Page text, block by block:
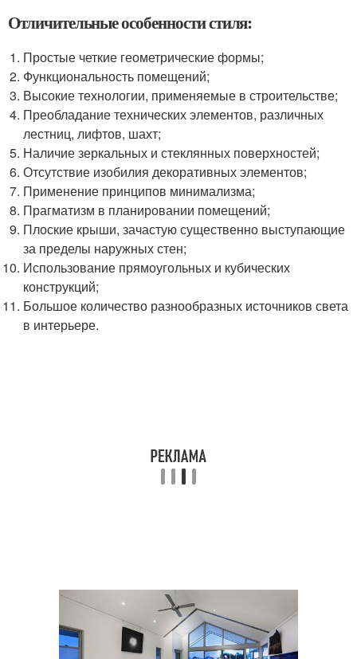
Отличительные особенности стиля:
Простые четкие геометрические формы;
Функциональность помещений;
Высокие технологии, применяемые в строительстве;
Преобладание технических элементов, различных
лестниц, лифтов, шахт;
Наличие зеркальных и стеклянных поверхностей;
Отсутствие изобилия декоративных элементов;
Применение принципов минимализма;
Прагматизм в планировании помещений;
Плоские крыши, зачастую существенно выступающие
за пределы наружных стен;
Использование прямоугольных и кубических
конструкций;
Большое количество разнообразных источников света
в интерьере.